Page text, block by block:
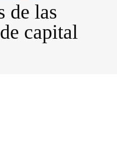
de las
capital